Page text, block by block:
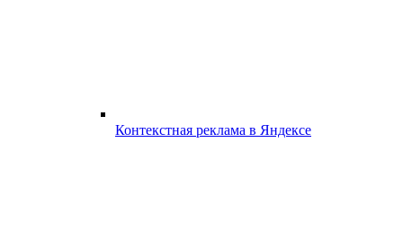
Контекстная реклама в Яндексе